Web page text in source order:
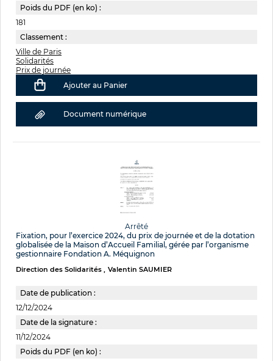
Poids du PDF (en ko) :
181
Classement :
Ville de Paris
Solidarités
Prix de journée
Ajouter au Panier
Document numérique
Arrêté
Fixation, pour l’exercice 2024, du prix de journée et de la dotation
globalisée de la Maison d’Accueil Familial, gérée par l’organisme
gestionnaire Fondation A. Méquignon
Direction des Solidarités Valentin SAUMIER
Date de publication :
12/12/2024
Date de la signature :
11/12/2024
Poids du PDF (en ko) :